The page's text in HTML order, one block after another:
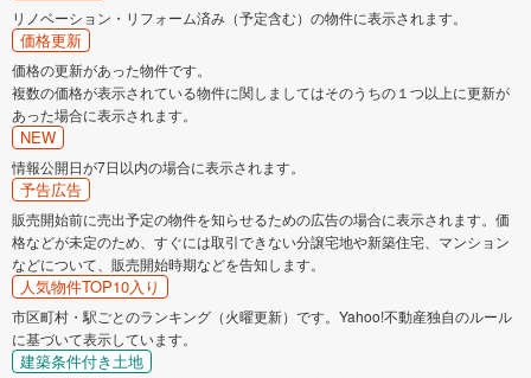
リノベーション・リフォーム済み（予定含む）の物件に表示されます。
価格更新
価格の更新があった物件です。
複数の価格が表示されている物件に関しましてはそのうちの１つ以上に更新が
あった場合に表示されます。
NEW
情報公開日が7日以内の場合に表示されます。
予告広告
販売開始前に売出予定の物件を知らせるための広告の場合に表示されます。価
格などが未定のため、すぐには取引できない分譲宅地や新築住宅、マンション
などについて、販売開始時期などを告知します。
人気物件TOP10入り
市区町村・駅ごとのランキング（火曜更新）です。Yahoo!不動産独自のルール
に基づいて表示しています。
建築条件付き土地